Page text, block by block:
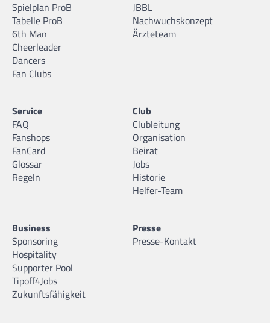
Spielplan ProB
Tabelle ProB
6th Man
Cheerleader
Dancers
Fan Clubs
JBBL
Nachwuchskonzept
Ärzteteam
Service
FAQ
Fanshops
FanCard
Glossar
Regeln
Club
Clubleitung
Organisation
Beirat
Jobs
Historie
Helfer-Team
Business
Sponsoring
Hospitality
Supporter Pool
Tipoff4Jobs
Zukunftsfähigkeit
Presse
Presse-Kontakt